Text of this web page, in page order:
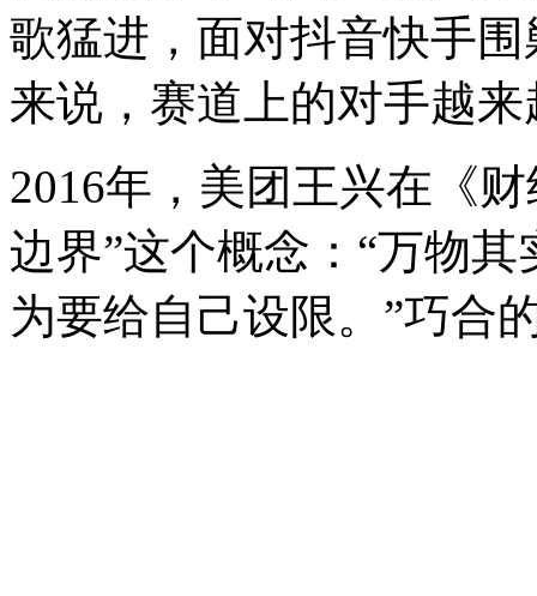
歌猛进，面对抖音快手
来说，赛道上的对手越
2016年，美团王兴在《
边界”这个概念：“万物
为要给自己设限。”巧合